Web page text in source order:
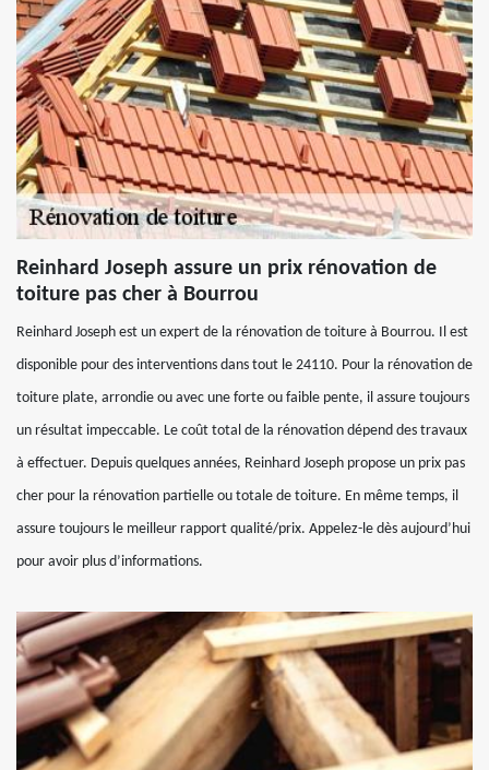
Reinhard Joseph assure un prix rénovation de
toiture pas cher à Bourrou
Reinhard Joseph est un expert de la rénovation de toiture à Bourrou. Il est
disponible pour des interventions dans tout le 24110. Pour la rénovation de
toiture plate, arrondie ou avec une forte ou faible pente, il assure toujours
un résultat impeccable. Le coût total de la rénovation dépend des travaux
à effectuer. Depuis quelques années, Reinhard Joseph propose un prix pas
cher pour la rénovation partielle ou totale de toiture. En même temps, il
assure toujours le meilleur rapport qualité/prix. Appelez-le dès aujourd’hui
pour avoir plus d’informations.